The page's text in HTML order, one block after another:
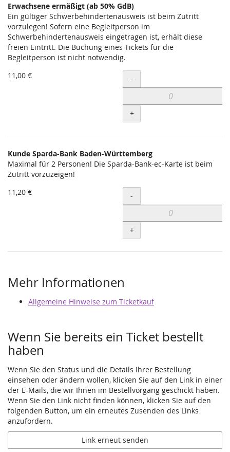
Erwachsene ermäßigt (ab 50% GdB)
Ein gültiger Schwerbehindertenausweis ist beim Zutritt
vorzulegen! Sofern eine Begleitperson im
Schwerbehindertenausweis eingetragen ist, erhält diese
freien Eintritt. Die Buchung eines Tickets für die
Begleitperson ist nicht notwendig.
11,00 €
Menge
-
+
Kunde Sparda-Bank Baden-Württemberg
Maximal für 2 Personen! Die Sparda-Bank-ec-Karte ist beim
Zutritt vorzuzeigen!
11,20 €
Menge
-
+
Mehr Informationen
Allgemeine Hinweise zum Ticketkauf
Wenn Sie bereits ein Ticket bestellt
haben
Wenn Sie den Status und die Details Ihrer Bestellung
einsehen oder ändern wollen, klicken Sie auf den Link in einer
der E-Mails, die wir Ihnen im Bestellvorgang geschickt haben.
Wenn Sie den Link nicht finden können, klicken Sie auf den
folgenden Button, um ein erneutes Zusenden des Links
anzufordern.
Link erneut senden